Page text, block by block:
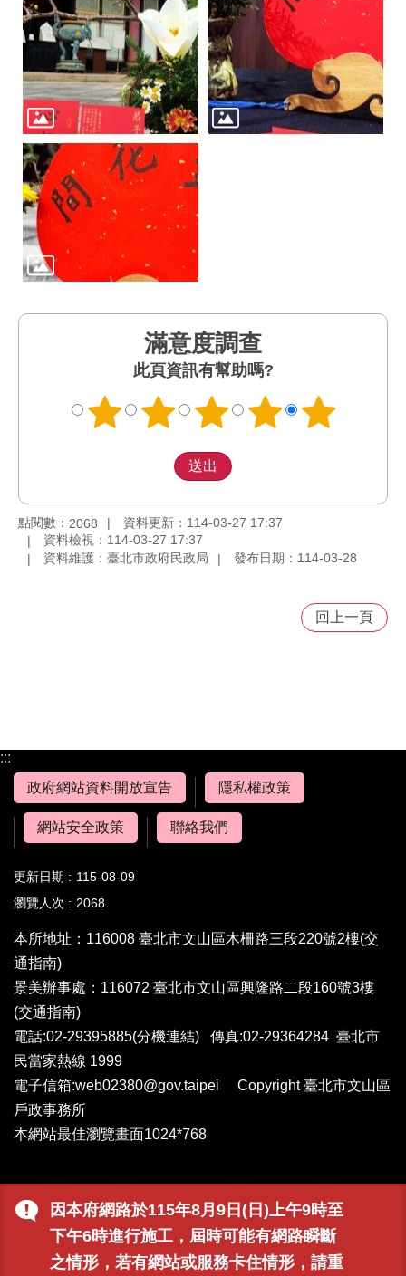
因本府網路於115年8月9日(日)上午9時至
下午6時進行施工，屆時可能有網路瞬斷
之情形，若有網站或服務卡住情形，請重
滿意度調查
此頁資訊有幫助嗎?
點閱數： 2068
資料更新：114-03-27 17:37
資料檢視：114-03-27 17:37
資料維護：臺北市政府民政局
發布日期：114-03-28
回上一頁
:::
政府網站資料開放宣告
隱私權政策
網站安全政策 聯絡我們
更新日期
115-08-09
瀏覽人次
2068
本所地址：116008 臺北市文山區木柵路三段220號2樓(交
通指南)
景美辦事處：116072 臺北市文山區興隆路二段160號3樓
(交通指南)
電話:02-29395885(分機連結) 傳真:02-29364284 臺北市
民當家熱線 1999
電子信箱:web02380@gov.taipei Copyright 臺北市文山區
戶政事務所
本網站最佳瀏覽畫面1024*768